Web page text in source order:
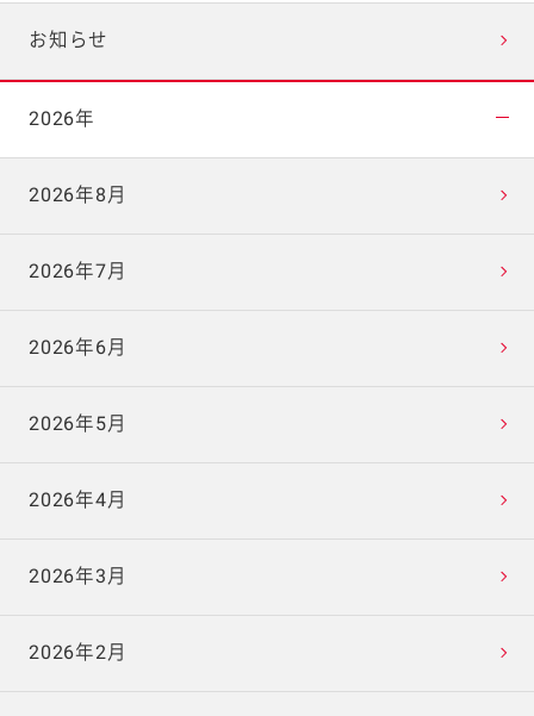
お知らせ
2026年
2026年8月
2026年7月
2026年6月
2026年5月
2026年4月
2026年3月
2026年2月